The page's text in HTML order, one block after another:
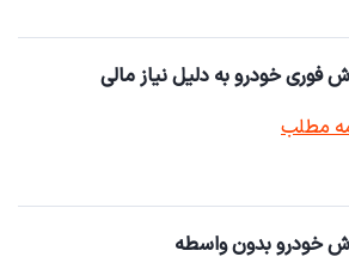
فوری خودرو به دلیل نیاز مالی
مطلب
خودرو بدون واسطه